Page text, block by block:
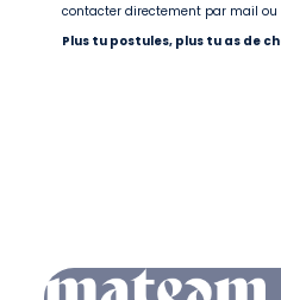
contacter directement par mail ou
Plus tu postules, plus tu as de